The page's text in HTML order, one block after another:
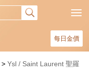
每日金價
Ysl / Saint Laurent 聖羅